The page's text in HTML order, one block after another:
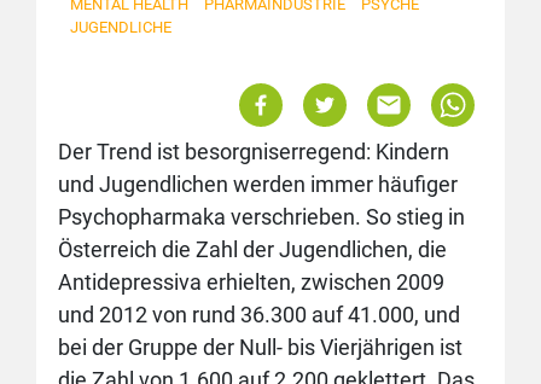
MENTAL HEALTH PHARMAINDUSTRIE
PSYCHE
JUGENDLICHE
Der Trend ist besorgniserregend: Kindern
und Jugendlichen werden immer häufiger
Psychopharmaka verschrieben. So stieg in
Österreich die Zahl der Jugendlichen, die
Antidepressiva erhielten, zwischen 2009
und 2012 von rund 36.300 auf 41.000, und
bei der Gruppe der Null- bis Vierjährigen ist